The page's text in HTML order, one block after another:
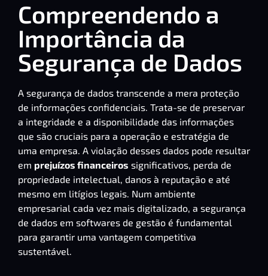
Compreendendo a
Importância da
Segurança de Dados
A segurança de dados transcende a mera proteção
de informações confidenciais. Trata-se de preservar
a integridade e a disponibilidade das informações
que são cruciais para a operação e estratégia de
uma empresa. A violação desses dados pode resultar
em prejuízos financeiros significativos, perda de
propriedade intelectual, danos à reputação e até
mesmo em litígios legais. Num ambiente
empresarial cada vez mais digitalizado, a segurança
de dados em softwares de gestão é fundamental
para garantir uma vantagem competitiva
sustentável.